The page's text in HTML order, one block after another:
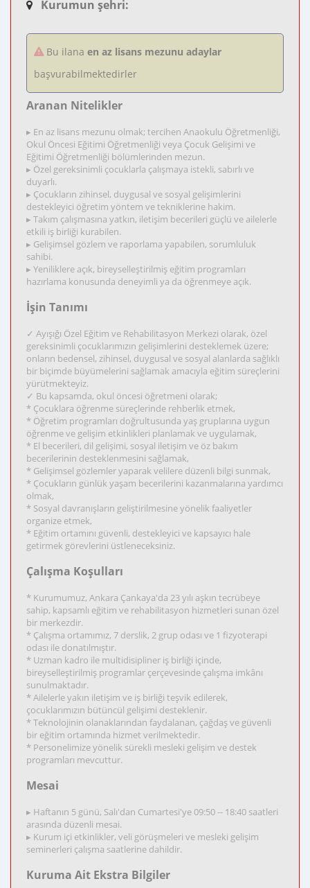
Kurumun şehri:
Bu ilana en az lisans mezunu adaylar
başvurabilmektedirler
Aranan Nitelikler
▸ En az lisans mezunu olmak; tercihen Anaokulu Öğretmenliği,
Okul Öncesi Eğitimi Öğretmenliği veya Çocuk Gelişimi ve
Eğitimi Öğretmenliği bölümlerinden mezun.
▸ Özel gereksinimli çocuklarla çalışmaya istekli, sabırlı ve
duyarlı.
▸ Çocukların zihinsel, duygusal ve sosyal gelişimlerini
destekleyici öğretim yöntem ve tekniklerine hakim.
▸ Takım çalışmasına yatkın, iletişim becerileri güçlü ve ailelerle
etkili iş birliği kurabilen.
▸ Gelişimsel gözlem ve raporlama yapabilen, sorumluluk
sahibi.
▸ Yeniliklere açık, bireyselleştirilmiş eğitim programları
hazırlama konusunda deneyimli ya da öğrenmeye açık.
İşin Tanımı
✓ Ayışığı Özel Eğitim ve Rehabilitasyon Merkezi olarak, özel
gereksinimli çocuklarımızın gelişimlerini desteklemek üzere;
onların bedensel, zihinsel, duygusal ve sosyal alanlarda sağlıklı
bir biçimde büyümelerini sağlamak amacıyla eğitim süreçlerini
yürütmekteyiz.
✓ Bu kapsamda, okul öncesi öğretmeni olarak;
* Çocuklara öğrenme süreçlerinde rehberlik etmek,
* Öğretim programları doğrultusunda yaş gruplarına uygun
öğrenme ve gelişim etkinlikleri planlamak ve uygulamak,
* El becerileri, dil gelişimi, sosyal iletişim ve öz bakım
becerilerinin desteklenmesini sağlamak,
* Gelişimsel gözlemler yaparak velilere düzenli bilgi sunmak,
* Çocukların günlük yaşam becerilerini kazanmalarına yardımcı
olmak,
* Sosyal davranışların geliştirilmesine yönelik faaliyetler
organize etmek,
* Eğitim ortamını güvenli, destekleyici ve kapsayıcı hale
getirmek görevlerini üstleneceksiniz.
Çalışma Koşulları
* Kurumumuz, Ankara Çankaya'da 23 yılı aşkın tecrübeye
sahip, kapsamlı eğitim ve rehabilitasyon hizmetleri sunan özel
bir merkezdir.
* Çalışma ortamımız, 7 derslik, 2 grup odası ve 1 fizyoterapi
odası ile donatılmıştır.
* Uzman kadro ile multidisipliner iş birliği içinde,
bireyselleştirilmiş programlar çerçevesinde çalışma imkânı
sunulmaktadır.
* Ailelerle yakın iletişim ve iş birliği teşvik edilerek,
çocuklarımızın bütüncül gelişimi desteklenir.
* Teknolojinin olanaklarından faydalanan, çağdaş ve güvenli
bir eğitim ortamında hizmet verilmektedir.
* Personelimize yönelik sürekli mesleki gelişim ve destek
programları mevcuttur.
Mesai
▸ Haftanın 5 günü, Salı'dan Cumartesi'ye 09:50 -- 18:40 saatleri
arasında düzenli mesai.
▸ Kurum içi etkinlikler, veli görüşmeleri ve mesleki gelişim
seminerleri çalışma saatlerine dahildir.
Kuruma Ait Ekstra Bilgiler